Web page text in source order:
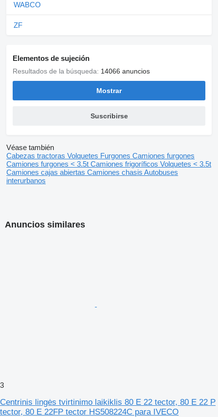
WABCO
ZF
Elementos de sujeción
Resultados de la búsqueda: 14066 anuncios
Mostrar
Suscribirse
Véase también
Cabezas tractoras Volquetes Furgones Camiones furgones
Camiones furgones < 3.5t Camiones frigoríficos Volquetes < 3.5t
Camiones cajas abiertas Camiones chasis Autobuses
interurbanos
Anuncios similares
3
Centrinis lingės tvirtinimo laikiklis 80 E 22 tector, 80 E 22 P
tector, 80 E 22FP tector HS508224C para IVECO